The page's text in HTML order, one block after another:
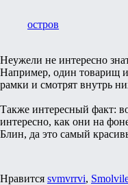
остров
Неужели не интересно
Например, один товарищ
рамки и смотрят внутрь
Также интересный факт:
интересно, как они на
Блин, да это самый
Нравится svmvrrvi,